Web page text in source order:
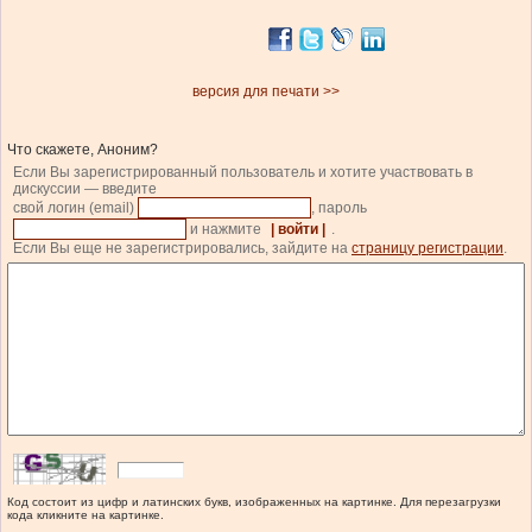
версия для печати >>
Что скажете, Аноним?
Если Вы зарегистрированный пользователь и хотите участвовать в
дискуссии — введите
свой логин (email)
, пароль
и нажмите
| войти |
.
Если Вы еще не зарегистрировались, зайдите на страницу регистрации.
Код состоит из цифр и латинских букв, изображенных на картинке. Для перезагрузки
кода кликните на картинке.